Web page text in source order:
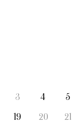
3 4 5
19 20 21